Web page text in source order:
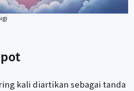
kali diartikan sebagai tanda